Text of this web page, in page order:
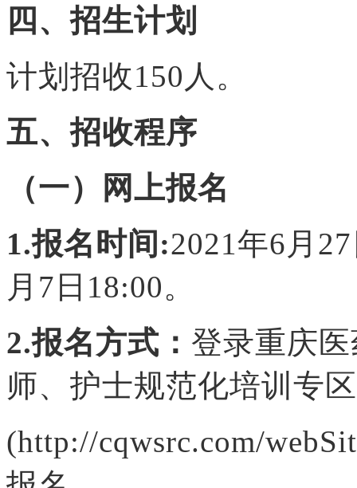
四、招生计划
计划招收150人。
五、招收程序
（一）网上报名
1.报名时间:2021年6月 27
月 7 日18:00。
2.报名方式： 登录重庆
师、护士规范化培训专区
(http://cqwsrc.com/